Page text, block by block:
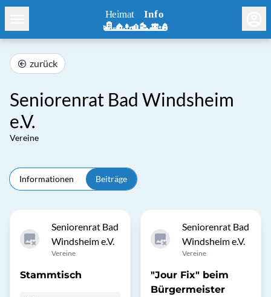
zurück
Seniorenrat Bad Windsheim
e.V.
Vereine
Informationen Beiträge
Seniorenrat Bad
Windsheim e.V.
Vereine
Stammtisch
Seniorenrat Bad
Windsheim e.V.
Vereine
"Jour Fix" beim
Bürgermeister